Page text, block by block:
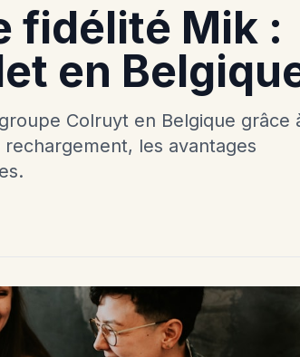
fidélité Mik :
en
Colruyt en Belgique grâce
les avantages